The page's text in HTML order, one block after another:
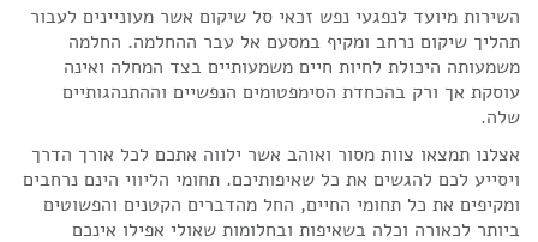
השירות מיועד לנפגעי נפש זכאי סל שיקום אשר מעוניינים לעבור
תהליך שיקום נרחב ומקיף במסעם אל עבר ההחלמה. החלמה
משמעותה היכולת לחיות חיים משמעותיים בצד המחלה ואינה
עוסקת אך ורק בהכחדת הסימפטומים הנפשיים וההתנהגותיים
שלה.
אצלנו תמצאו צוות מסור ואוהב אשר ילווה אתכם לכל אורך הדרך
ויסייע לכם להגשים את כל שאיפותיכם. תחומי הליווי הינם נרחבים
ומקיפים את כל תחומי החיים, החל מהדברים הקטנים והפשוטים
ביותר לכאורה וכלה בשאיפות ובחלומות שאולי אפילו אינכם